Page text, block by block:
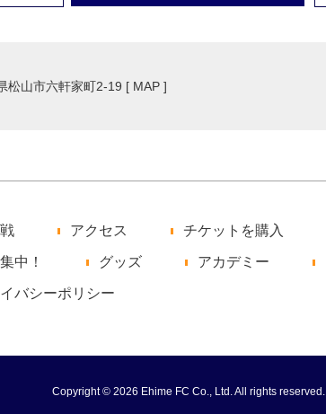
山市六軒家町2-19 [ MAP ]
アクセス チケットを購入
中！ グッズ アカデミー
バシーポリシー
Copyright © 2026 Ehime FC Co., Ltd. All rights reserved.